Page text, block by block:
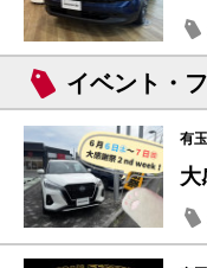
イベント・
有
大